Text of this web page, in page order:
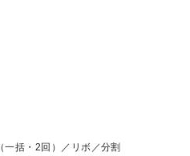
一括・2回）／リボ／分割